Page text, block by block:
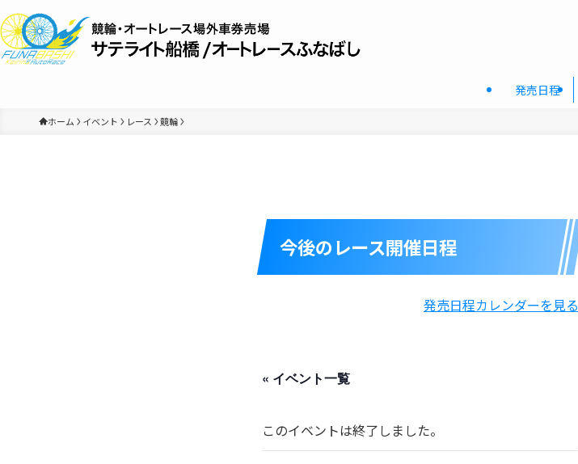
発売日程
ホーム イベント レース 競輪
今後のレース開催日程
発売日程カレンダーを見る
« イベント一覧
このイベントは終了しました。